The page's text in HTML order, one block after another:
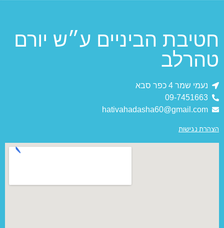
חטיבת הביניים ע״ש יורם
טהרלב
נעמי שמר 4 כפר סבא
09-7451663
hativahadasha60@gmail.com
הצהרת נגישות